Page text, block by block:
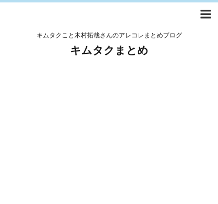
キムタクこと木村拓哉さんのアレコレまとめブログ
キムタクまとめ